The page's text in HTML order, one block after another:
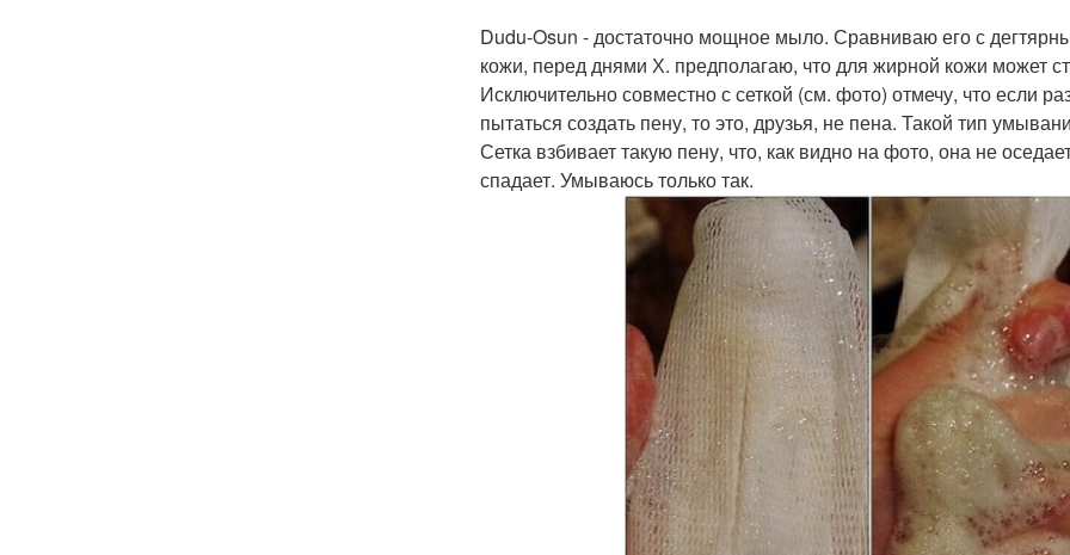
Dudu-Osun - достаточно мощное мыло. Сравниваю его с
кожи, перед днями Х. предполагаю, что для жирной кожи может
Исключительно совместно с сеткой (см. фото) отмечу, что если
пытаться создать пену, то это, друзья, не пена. Такой тип
Сетка взбивает такую пену, что, как видно на фото, она не
спадает. Умываюсь только так.